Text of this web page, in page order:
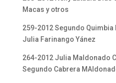
Macas y otros
259-2012 Segundo
Julia Farinango Yánez
264-2012 Julia Maldonado
Segundo Cabrera